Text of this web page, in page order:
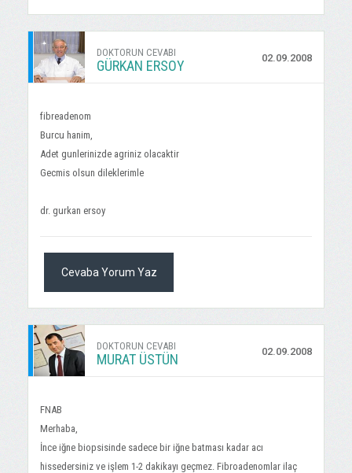
DOKTORUN CEVABI
GÜRKAN ERSOY 02.09.2008
fibreadenom
Burcu hanim,
Adet gunlerinizde agriniz olacaktir
Gecmis olsun dileklerimle
dr. gurkan ersoy
Cevaba Yorum Yaz
DOKTORUN CEVABI
MURAT ÜSTÜN 02.09.2008
FNAB
Merhaba,
İnce iğne biopsisinde sadece bir iğne batması kadar acı
hissedersiniz ve işlem 1-2 dakikayı geçmez. Fibroadenomlar ilaç